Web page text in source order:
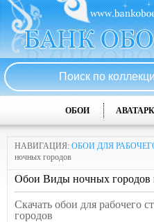
ОБОИ
НАВИГАЦИЯ: ОБОИ ДЛЯ
ночных городов
Обои Виды ночных городов
Скачать обои для рабочего
городов